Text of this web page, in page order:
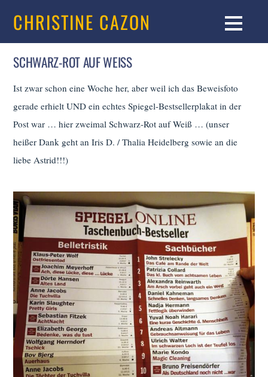
CHRISTINE CAZON
SCHWARZ-ROT AUF WEISS
Ist zwar schon eine Woche her, aber weil ich das Beweisfoto
gerade erhielt UND ein echtes Spiegel-Bestsellerplakat in der
Post war … hier zweimal Schwarz-Rot auf Weiß … (unser
heißer Dank geht an Iris D. / Thalia Heidelberg sowie an die
liebe Astrid!!!)